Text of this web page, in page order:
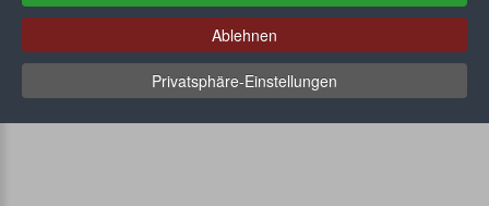
Ablehnen
Privatsphäre-Einstellungen